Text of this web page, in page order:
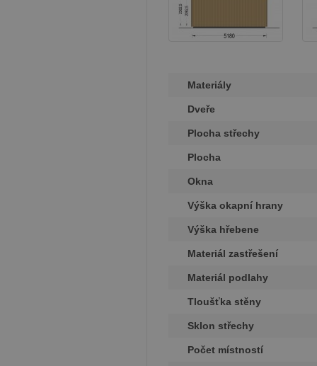
Materiály
Dveře
Plocha střechy
Plocha
Okna
Výška okapní hrany
Výška hřebene
Materiál zastřešení
Materiál podlahy
Tloušťka stěny
Sklon střechy
Počet místností
131830793-
_gid
.pineca.cz
VISITOR_INFO1_LIVE
sid
_gcl_au